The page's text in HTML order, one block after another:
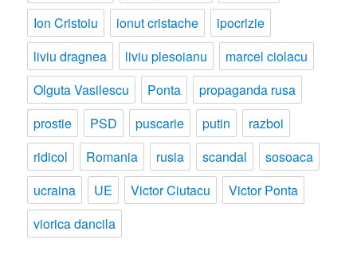
Ion Cristoiu
ionut cristache
ipocrizie
liviu dragnea
liviu plesoianu
marcel ciolacu
Olguta Vasilescu
Ponta
propaganda rusa
prostie
PSD puscarie putin
razboi
ridicol
Romania rusia scandal
sosoaca
ucraina
UE Victor Ciutacu
Victor Ponta
viorica dancila